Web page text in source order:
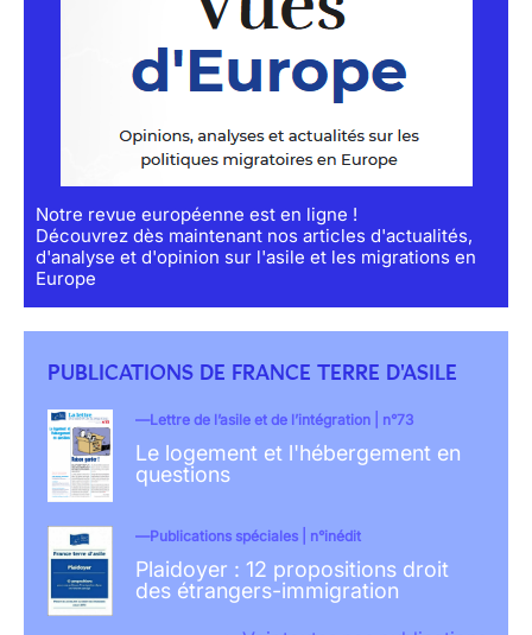
Notre revue européenne est en ligne !
Découvrez dès maintenant nos articles d'actualités,
d'analyse et d'opinion sur l'asile et les migrations en
Europe
PUBLICATIONS DE FRANCE TERRE D'ASILE
Lettre de l’asile et de l’intégration | n°73
Le logement et l'hébergement en
questions
Publications spéciales | n°inédit
Plaidoyer : 12 propositions droit
des étrangers-immigration